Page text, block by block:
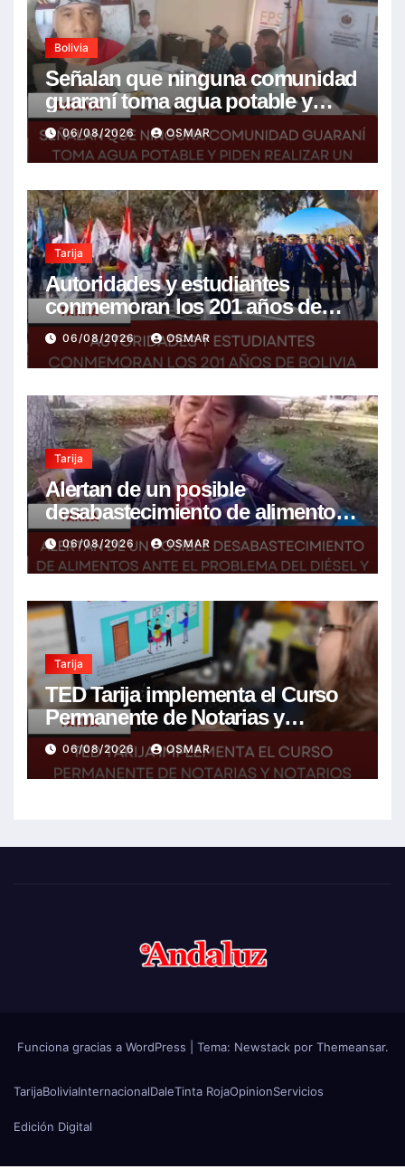
Bolivia
Señalan que ninguna comunidad
guaraní toma agua potable y
piden realizar un Foro para
resolver la problemática
06/08/2026 OSMAR
Tarija
Autoridades y estudiantes
conmemoran los 201 años de
Bolivia con la esperanza de un
mejor futuro
06/08/2026 OSMAR
Tarija
Alertan de un posible
desabastecimiento de alimentos
ante el problema del diésel y el
encarecimiento de insumos
agrícolas
06/08/2026 OSMAR
Tarija
TED Tarija implementa el Curso
Permanente de Notarias y
Notarios Electorales 2026
06/08/2026 OSMAR
Funciona gracias a WordPress Tema: Newstackpor Themeansar.
TarijaBoliviaInternacionalDaleTinta RojaOpinionServicios
Edición Digital